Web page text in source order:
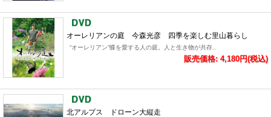
オーレリアンの庭 今森光彦 四季を楽しむ里山暮らし
“オーレリアン”蝶を愛する人の庭。人と生き物が共存..
販売価格: 4,180円(税込)
北アルプス ドローン大縦走